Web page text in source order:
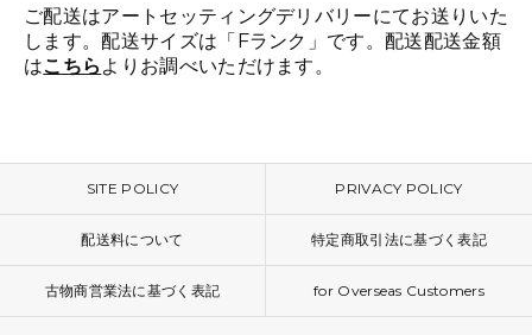
ご配送はアートセッティングデリバリーにてお送りいた
します。配送サイズは「Fランク」です。配送配送金額
はこちら よりお調べいただけます。
SITE POLICY PRIVACY POLICY
配送料について 特定商取引法に基づく表記
古物商営業法に基づく表記 for Overseas Customers